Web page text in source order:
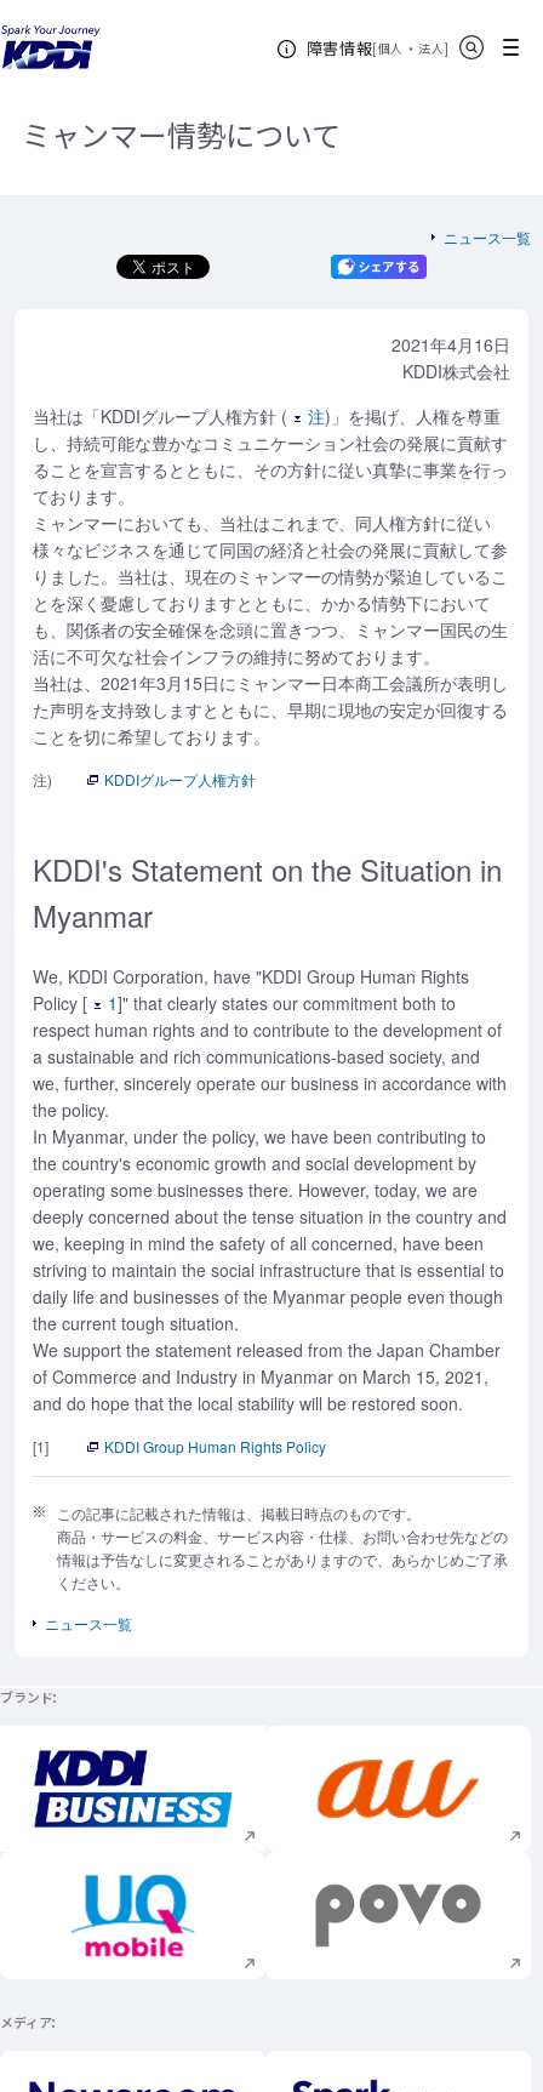
障害情報[個人 ・ 法人新規ウィンドウ
]
メニュー
KDDIホーム
ース
2021年 ミャンマー情勢について
ミャンマー情勢について
ニュース一覧
2021年4月16日
KDDI株式会社
当社は「KDDIグループ人権方針 (
注)」を掲げ、人権を尊重
し、持続可能な豊かなコミュニケーション社会の発展に貢献す
ることを宣言するとともに、その方針に従い真摯に事業を行っ
ております。
ミャンマーにおいても、当社はこれまで、同人権方針に従い
様々なビジネスを通じて同国の経済と社会の発展に貢献して参
りました。当社は、現在のミャンマーの情勢が緊迫しているこ
とを深く憂慮しておりますとともに、かかる情勢下において
も、関係者の安全確保を念頭に置きつつ、ミャンマー国民の生
活に不可欠な社会インフラの維持に努めております。
当社は、2021年3月15日にミャンマー日本商工会議所が表明し
た声明を支持致しますとともに、早期に現地の安定が回復する
ことを切に希望しております。
注) KDDIグループ人権方針
KDDI's Statement on the Situation in
Myanmar
We, KDDI Corporation, have "KDDI Group Human Rights
Policy [
1]" that clearly states our commitment both to
respect human rights and to contribute to the development of
a sustainable and rich communications-based society, and
we, further, sincerely operate our business in accordance with
the policy.
In Myanmar, under the policy, we have been contributing to
the country's economic growth and social development by
operating some businesses there. However, today, we are
deeply concerned about the tense situation in the country and
we, keeping in mind the safety of all concerned, have been
striving to maintain the social infrastructure that is essential to
daily life and businesses of the Myanmar people even though
the current tough situation.
We support the statement released from the Japan Chamber
of Commerce and Industry in Myanmar on March 15, 2021,
and do hope that the local stability will be restored soon.
[1] KDDI Group Human Rights Policy
この記事に記載された情報は、掲載日時点のものです。
商品・サービスの料金、サービス内容・仕様、お問い合わせ先などの
情報は予告なしに変更されることがありますので、あらかじめご了承
ください。
ニュース一覧
ブランド
新規ウィンドウで開く 新規ウィンドウで
新規ウィンドウで開く 新規ウィンドウで
メディア